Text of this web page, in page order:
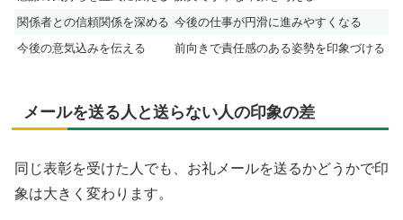
関係者との信頼関係を深める 今後の仕事が円滑に進みやすくなる
今後の意気込みを伝える
前向きで責任感のある姿勢を印象づける
メールを送る人と送らない人の印象の差
同じ表彰を受けた人でも、お礼メールを送るかどうかで印
象は大きく変わります。